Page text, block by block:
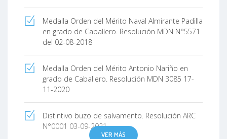
Medalla Orden del Mérito Naval Almirante Padilla
en grado de Caballero. Resolución MDN N°5571
del 02-08-2018
Medalla Orden del Mérito Antonio Nariño en
grado de Caballero. Resolución MDN 3085 17-
11-2020
Distintivo buzo de salvamento. Resolución ARC
N°0001 03-09-2021
VER MÁS